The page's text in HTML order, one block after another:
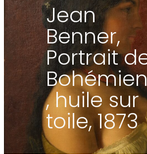
Jean
Benner,
Portrait
, huile sur
toile, 1873